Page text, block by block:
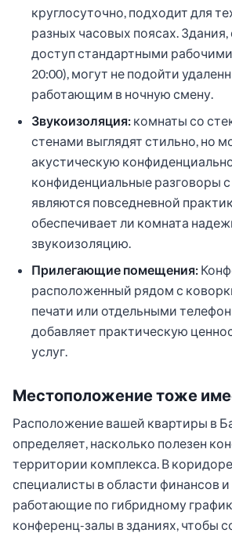
круглосуточно, подходит для
разных часовых поясах.
доступ стандартными
20:00), могут не подойти
работающим в ночную смену.
Звукоизоляция: комнаты со
стенами выглядят стильно, но
акустическую
конфиденциальные разговоры
являются повседневной
обеспечивает ли комната
звукоизоляцию.
Прилегающие помещения:
расположенный рядом с
печати или отдельными
добавляет практическую
услуг.
Местоположение тоже
Расположение вашей квартиры в
определяет, насколько полезен
территории комплекса. В
специалисты в области финансов и
работающие по гибридному
конференц-залы в зданиях, чтобы